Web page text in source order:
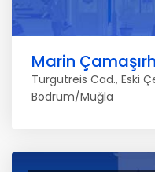
Marin
Turgutreis Cad., Eski
Bodrum/Muğla